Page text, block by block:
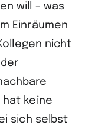
will – was
Einräumen
nicht
hat keine
sich selbst